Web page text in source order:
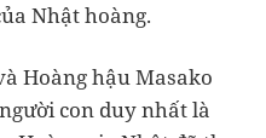
Nhật hoàng.
Hoàng hậu Masako
con duy nhất là